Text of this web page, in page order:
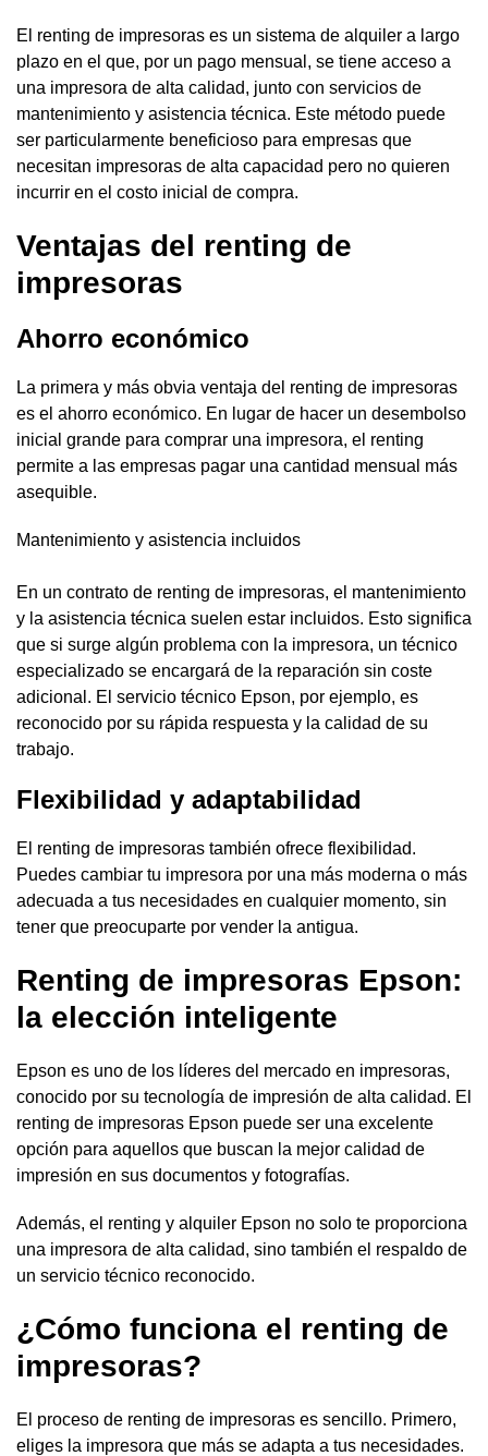
El renting de impresoras es un sistema de alquiler a largo
plazo en el que, por un pago mensual, se tiene acceso a
una impresora de alta calidad, junto con servicios de
mantenimiento y asistencia técnica. Este método puede
ser particularmente beneficioso para empresas que
necesitan impresoras de alta capacidad pero no quieren
incurrir en el costo inicial de compra.
Ventajas del renting de
impresoras
Ahorro económico
La primera y más obvia ventaja del renting de impresoras
es el ahorro económico. En lugar de hacer un desembolso
inicial grande para comprar una impresora, el renting
permite a las empresas pagar una cantidad mensual más
asequible.
Mantenimiento y asistencia incluidos
En un contrato de renting de impresoras, el mantenimiento
y la asistencia técnica suelen estar incluidos. Esto significa
que si surge algún problema con la impresora, un técnico
especializado se encargará de la reparación sin coste
adicional. El servicio técnico Epson, por ejemplo, es
reconocido por su rápida respuesta y la calidad de su
trabajo.
Flexibilidad y adaptabilidad
El renting de impresoras también ofrece flexibilidad.
Puedes cambiar tu impresora por una más moderna o más
adecuada a tus necesidades en cualquier momento, sin
tener que preocuparte por vender la antigua.
Renting de impresoras Epson:
la elección inteligente
Epson es uno de los líderes del mercado en impresoras,
conocido por su tecnología de impresión de alta calidad. El
renting de impresoras Epson puede ser una excelente
opción para aquellos que buscan la mejor calidad de
impresión en sus documentos y fotografías.
Además, el renting y alquiler Epson no solo te proporciona
una impresora de alta calidad, sino también el respaldo de
un servicio técnico reconocido.
¿Cómo funciona el renting de
impresoras?
El proceso de renting de impresoras es sencillo. Primero,
eliges la impresora que más se adapta a tus necesidades.